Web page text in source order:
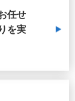
任せ
を実